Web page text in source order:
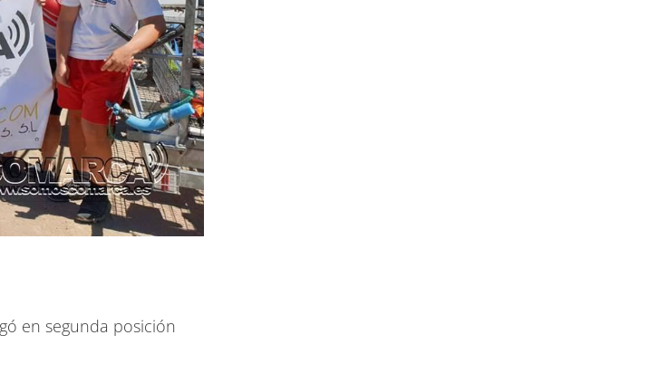
en segunda posición